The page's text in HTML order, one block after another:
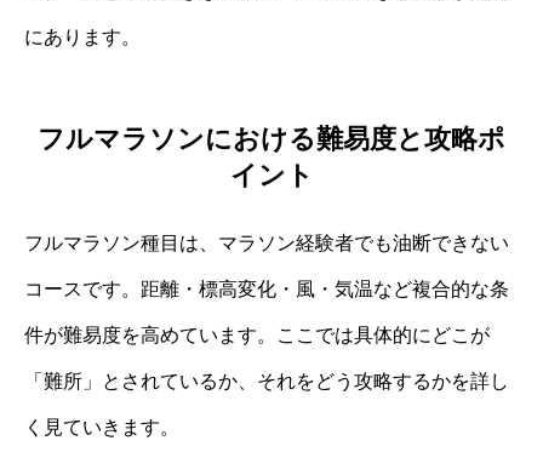
にあります。
フルマラソンにおける難易度と攻略ポ
イント
フルマラソン種目は、マラソン経験者でも油断できない
コースです。距離・標高変化・風・気温など複合的な条
件が難易度を高めています。ここでは具体的にどこが
「難所」とされているか、それをどう攻略するかを詳し
く見ていきます。